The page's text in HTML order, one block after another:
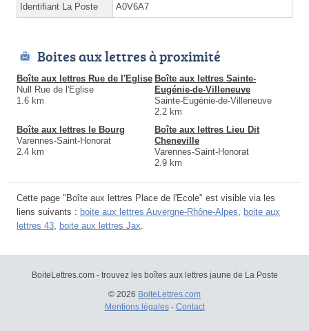
Identifiant La Poste A0V6A7
Boites aux lettres à proximité
Boîte aux lettres Rue de l'Eglise
Null Rue de l'Eglise
1.6 km
Boîte aux lettres Sainte-
Eugénie-de-Villeneuve
Sainte-Eugénie-de-Villeneuve
2.2 km
Boîte aux lettres le Bourg
Varennes-Saint-Honorat
2.4 km
Boîte aux lettres Lieu Dit
Cheneville
Varennes-Saint-Honorat
2.9 km
Cette page "Boîte aux lettres Place de l'Ecole" est visible via les
liens suivants : boite aux lettres Auvergne-Rhône-Alpes
boite aux
lettres 43 boite aux lettres Jax
BoiteLettres.com - trouvez les boîtes aux lettres jaune de La Poste
© 2026 BoiteLettres.com
Mentions légales- Contact